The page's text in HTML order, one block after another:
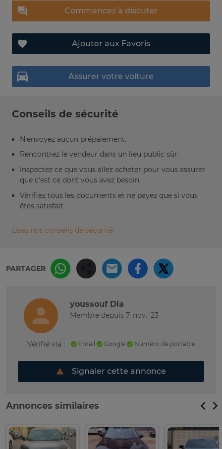
Commencez à discuter
Ajouter aux Favoris
Assurer votre voiture
Conseils de sécurité
N’envoyez aucun prépaiement.
Rencontrez le vendeur dans un lieu public sûr.
Inspectez ce que vous allez acheter pour vous assurer
que c’est ce dont vous avez besoin.
Vérifiez tous les documents et ne payez que si vous
êtes satisfait.
Lisez nos conseils de sécurité
PARTAGER
youssouf Dia
Membre depuis 7. nov. '23
Vérifié via : Email Google Numéro de portable
Signaler cette annonce
Annonces similaires